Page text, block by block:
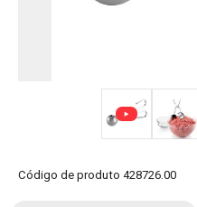
Código de produto 428726.00